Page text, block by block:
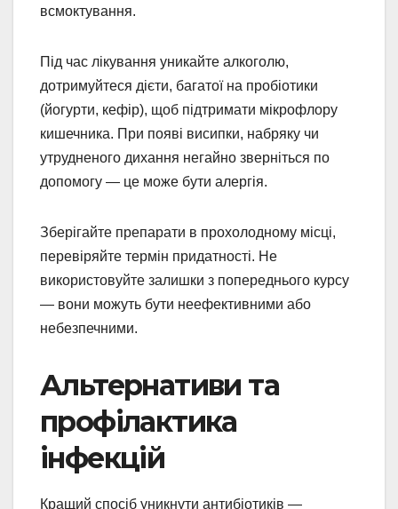
всмоктування.
Під час лікування уникайте алкоголю,
дотримуйтеся дієти, багатої на пробіотики
(йогурти, кефір), щоб підтримати мікрофлору
кишечника. При появі висипки, набряку чи
утрудненого дихання негайно зверніться по
допомогу — це може бути алергія.
Зберігайте препарати в прохолодному місці,
перевіряйте термін придатності. Не
використовуйте залишки з попереднього курсу
— вони можуть бути неефективними або
небезпечними.
Альтернативи та
профілактика
інфекцій
Кращий спосіб уникнути антибіотиків —